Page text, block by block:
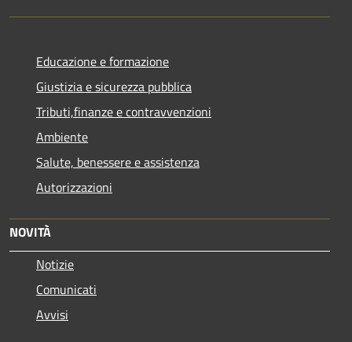
Educazione e formazione
Giustizia e sicurezza pubblica
Tributi,finanze e contravvenzioni
Ambiente
Salute, benessere e assistenza
Autorizzazioni
NOVITÀ
Notizie
Comunicati
Avvisi